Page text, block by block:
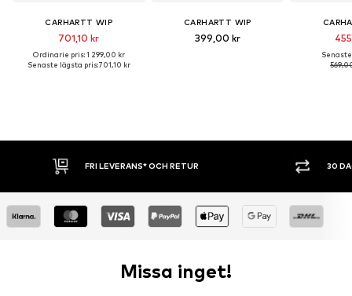
CARHARTT WIP
701,10 kr
Ordinarie pris: 1 299,00 kr
Senaste lägsta pris:701,10 kr
CARHARTT WIP
399,00 kr
30 DAGARS ÖPPET KÖP SHOPPA NU.
Missa inget!